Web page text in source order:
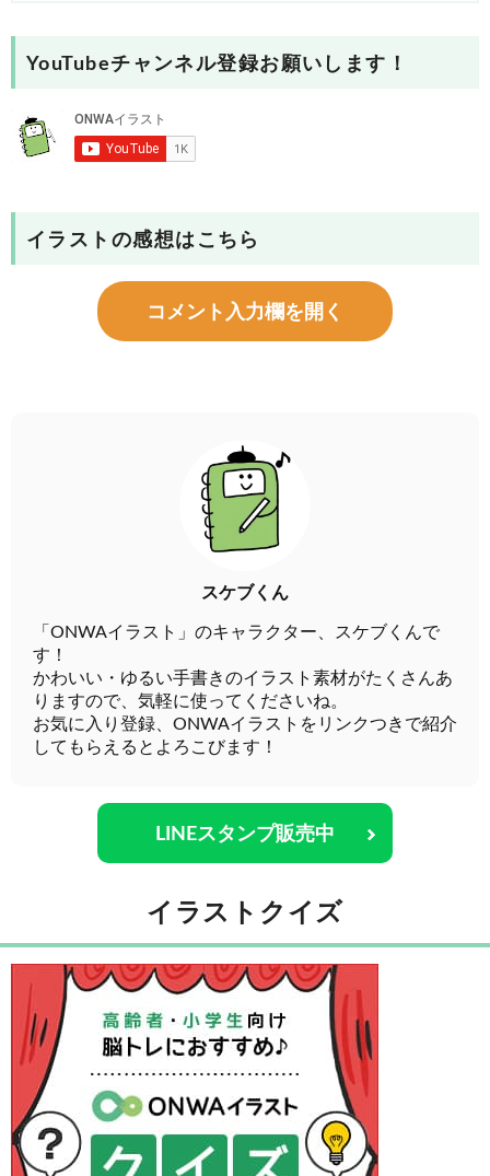
YouTubeチャンネル登録お願いします！
イラストの感想はこちら
コメント入力欄を開く
スケブくん
「ONWAイラスト」のキャラクター、スケブくんで
す！
かわいい・ゆるい手書きのイラスト素材がたくさんあ
りますので、気軽に使ってくださいね。
お気に入り登録、ONWAイラストをリンクつきで紹介
してもらえるとよろこびます！
LINEスタンプ販売中
イラストクイズ